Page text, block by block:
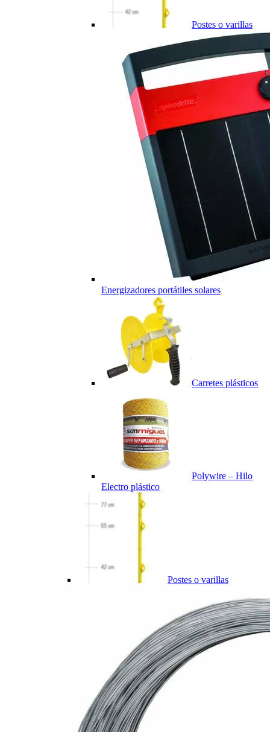
Postes o varillas
Energizadores portátiles solares
Carretes plásticos
Polywire – Hilo
Electro plástico
Postes o varillas